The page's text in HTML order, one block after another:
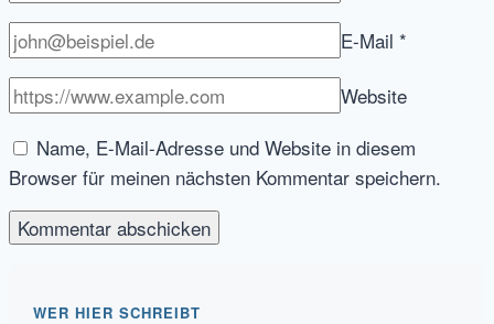
E-Mail *
Website
Name, E-Mail-Adresse und Website in diesem
Browser für meinen nächsten Kommentar speichern.
WER HIER SCHREIBT